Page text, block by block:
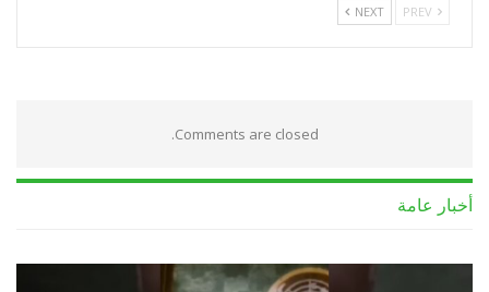
NEXT
Comments are closed.
أخبار عامة